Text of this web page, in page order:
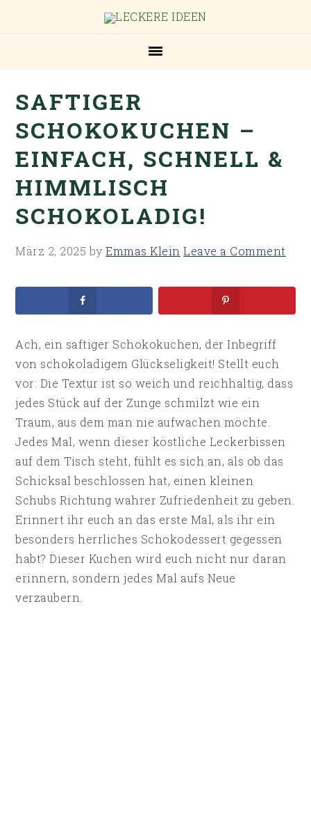
navigation
content
sidebar
SAFTIGER
SCHOKOKUCHEN –
EINFACH, SCHNELL &
HIMMLISCH
SCHOKOLADIG!
März 2, 2025 byEmmas Klein Leave a Comment
Ach, ein saftiger Schokokuchen, der Inbegriff
von schokoladigem Glückseligkeit! Stellt euch
vor: Die Textur ist so weich und reichhaltig, dass
jedes Stück auf der Zunge schmilzt wie ein
Traum, aus dem man nie aufwachen möchte.
Jedes Mal, wenn dieser köstliche Leckerbissen
auf dem Tisch steht, fühlt es sich an, als ob das
Schicksal beschlossen hat, einen kleinen
Schubs Richtung wahrer Zufriedenheit zu geben.
Erinnert ihr euch an das erste Mal, als ihr ein
besonders herrliches Schokodessert gegessen
habt? Dieser Kuchen wird euch nicht nur daran
erinnern, sondern jedes Mal aufs Neue
verzaubern.